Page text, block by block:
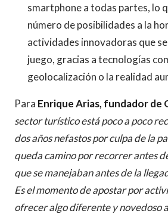
smartphone a todas partes, lo
número de posibilidades a la
actividades innovadoras que
juego, gracias a tecnologías
geolocalización o la realidad
Para Enrique Arias, fundador de
sector turístico está poco a poco
dos años nefastos por culpa de la
queda camino por recorrer antes
que se manejaban antes de la
Es el momento de apostar por
ofrecer algo diferente y novedoso